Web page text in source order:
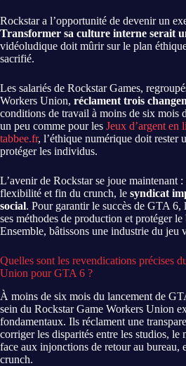
Rockstar a l’opportunité de devenir un
Transformer sa culture interne serait
vidéoludique doit mûrir sur le plan
sacrifié.
Les salariés de Rockstar Games,
Workers Union, réclament trois
conditions de travail à moins de six mois
un peu comme pour les Jeux d’argent en
tabbee.fr, l’éthique numérique doit rester
protéger les individus.
L’avenir de Rockstar se joue maintenant
flexibilité et fin du crunch, le syndicat
social. Pour garantir le succès de GTA 6,
ses méthodes de production et protéger le
Ensemble, bâtissons une industrie du jeu
Quelles sont les revendications précises
Union pour GTA 6 ?
À moins de six mois du lancement de
sein du Rockstar Game Workers Union
fondamentaux. Ils réclament une
corriger les disparités entre les studios,
face aux injonctions de retour au
crunch.